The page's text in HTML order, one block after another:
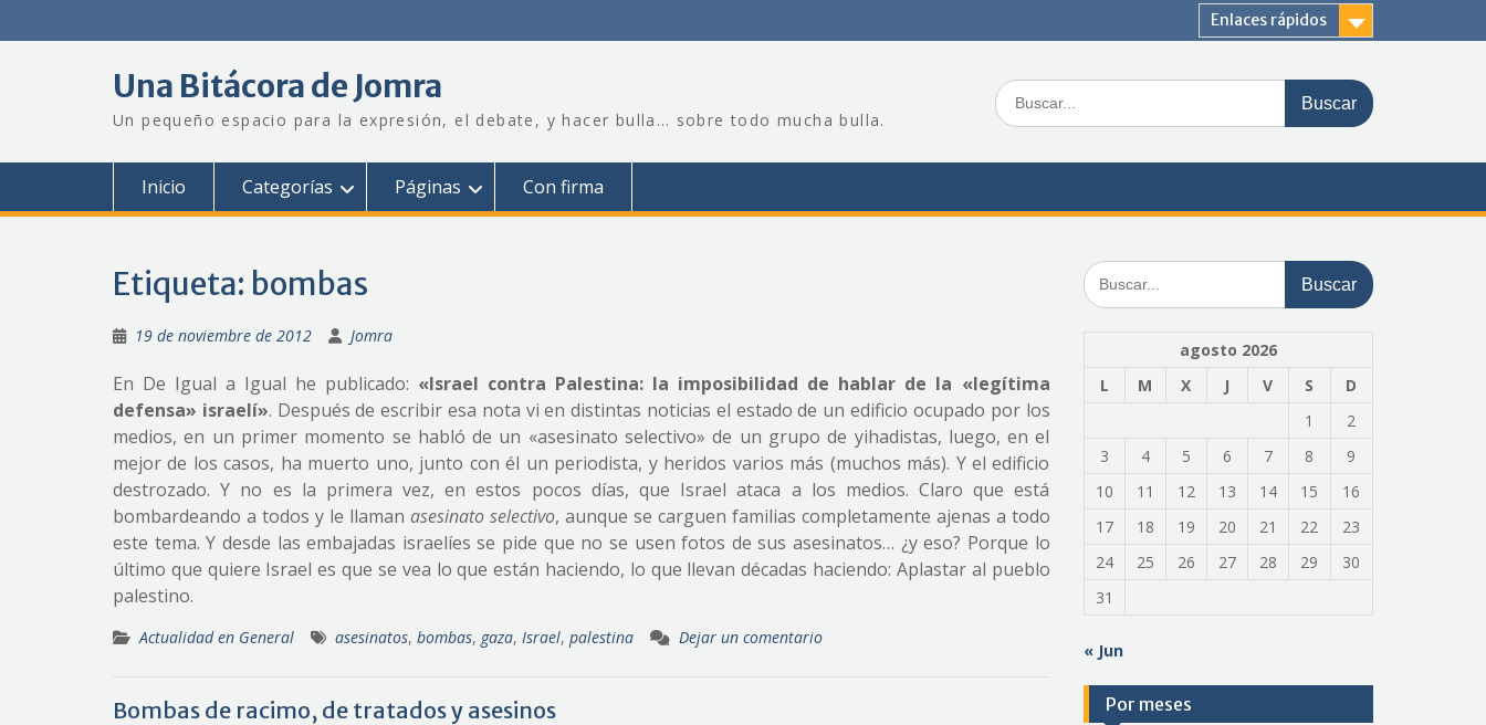
Enlaces rápidos
Una Bitácora de Jomra
Un pequeño espacio para la expresión, el debate, y hacer bulla… sobre todo mucha bulla.
Buscar:
Inicio Categorías Páginas Con firma
Etiqueta: bombas
19 de noviembre de 2012 Jomra
En De Igual a Igual he publicado: «Israel contra Palestina: la imposibilidad de hablar de la «legítima
defensa» israelí». Después de escribir esa nota vi en distintas noticias el estado de un edificio ocupado por los
medios, en un primer momento se habló de un «asesinato selectivo» de un grupo de yihadistas, luego, en el
mejor de los casos, ha muerto uno, junto con él un periodista, y heridos varios más (muchos más). Y el edificio
destrozado. Y no es la primera vez, en estos pocos días, que Israel ataca a los medios. Claro que está
bombardeando a todos y le llaman asesinato selectivo, aunque se carguen familias completamente ajenas a todo
este tema. Y desde las embajadas israelíes se pide que no se usen fotos de sus asesinatos… ¿y eso? Porque lo
último que quiere Israel es que se vea lo que están haciendo, lo que llevan décadas haciendo: Aplastar al pueblo
palestino.
Actualidad en General asesinatos, bombas, gaza, Israel, palestina Dejar un comentario
Bombas de racimo, de tratados y asesinos
Buscar:
agosto 2026
L
M X J V S
D
1
2
3
4 5 6 7 8
9
10
11 12 13 14 15
16
17
18 19 20 21 22
23
24
25 26 27 28 29
30
31
« Jun
Por meses